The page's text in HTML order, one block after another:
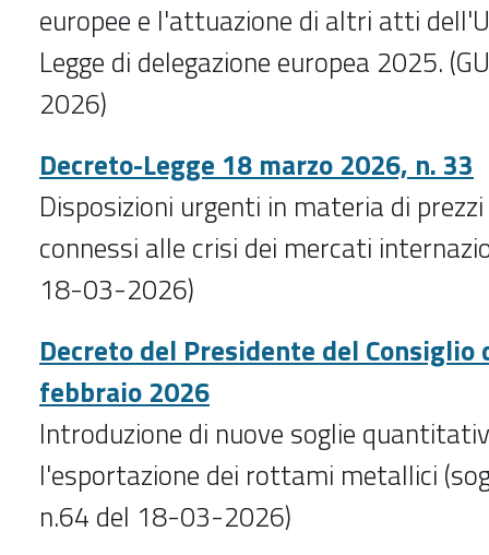
europee e l'attuazione di altri atti
Legge di delegazione europea 2025.
2026)
Decreto-Legge 18 marzo 2026, n. 33
Disposizioni urgenti in materia di
connessi alle crisi dei mercati
18-03-2026)
Decreto del Presidente del
febbraio 2026
Introduzione di nuove soglie
l'esportazione dei rottami metallici
n.64 del 18-03-2026)